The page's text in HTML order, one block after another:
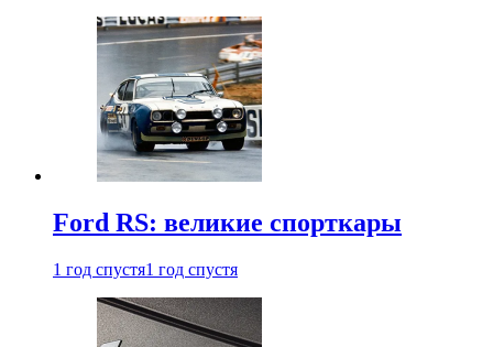
Ford RS: великие спорткары
1 год спустя1 год спустя